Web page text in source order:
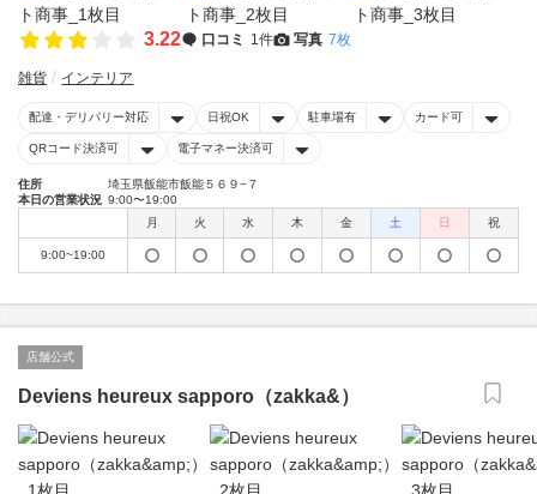
3.22 口コミ 1件 写真 7枚
雑貨 インテリア
配達・デリバリー対応 日祝OK 駐車場有 カード可
QRコード決済可 電子マネー決済可
住所
埼玉県飯能市飯能５６９−７
本日の営業状況 9:00〜19:00
月
火 水 木 金 土 日 祝
9:00~19:00
店舗公式
Deviens heureux sapporo（zakka&）